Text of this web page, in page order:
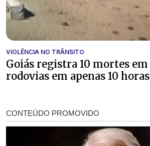
VIOLÊNCIA NO TRÂNSITO
Goiás registra 10 mortes
rodovias em apenas 10 horas